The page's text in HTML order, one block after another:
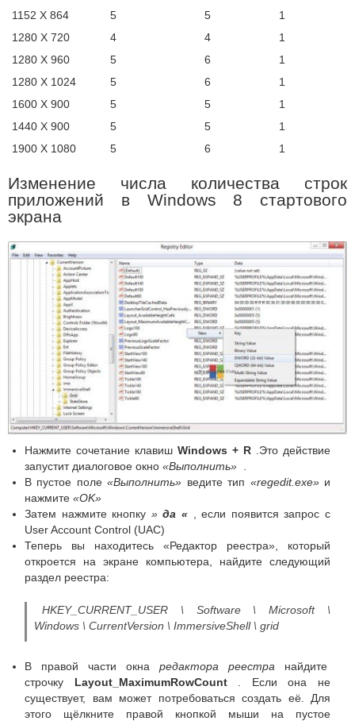
1152 X 864
5 5
1
1280 X 720
4 4
1
1280 X 960
5 6
1
1280 X 1024
5 6
1
1600 X 900
5 5
1
1440 X 900
5 5
1
1900 X 1080
5 6 1
Изменение числа количества строк
приложений в Windows 8 стартового
экрана
Нажмите сочетание клавиш Windows + R .Это действие
запустит диалоговое окно «Выполнить»
В пустое поле«Выполнить» ведитетип «regedit.exe»и
нажмите «OK»
Затем нажмите кнопку »да « , если появится запрос с
User Account Control (UAC)
Теперь вы находитесь «Редактор реестра», который
откроется на экране компьютера, найдите следующий
раздел реестра:
HKEY_CURRENT_USER \ Software \ Microsoft \
Windows \ CurrentVersion \ ImmersiveShell \ grid
В правой части окна редактора реестра найдите
строчку Layout_MaximumRowCount. Если она не
существует, вам может потребоваться создать её. Для
этого щёлкните правой кнопкой мыши на пустое